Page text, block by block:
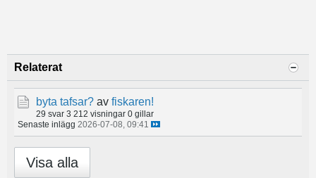
Relaterat
byta tafsar? av fiskaren!
29 svar 3 212 visningar 0 gillar
Senaste inlägg 2026-07-08, 09:41
Visa alla